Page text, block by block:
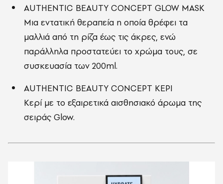
AUTHENTIC BEAUTY CONCEPT GLOW MASK
Μια εντατική θεραπεία η οποία θρέφει τα
μαλλιά από τη ρίζα έως τις άκρες, ενώ
παράλληλα προστατεύει το χρώμα τους, σε
συσκευασία των 200ml.
AUTHENTIC BEAUTY CONCEPT ΚΕΡΙ
Κερί με το εξαιρετικά αισθησιακό άρωμα της
σειράς Glow.